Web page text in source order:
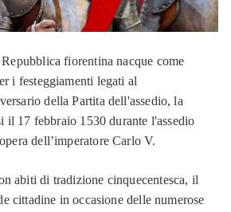
fiorentina nacque come
i festeggiamenti legati al
della Partita dell'assedio, la
il 17 febbraio 1530 durante l'assedio
dell’imperatore Carlo V.
abiti di tradizione cinquecentesca, il
cittadine in occasione delle numerose